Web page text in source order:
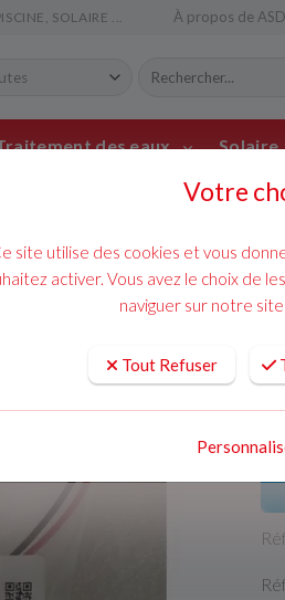
SOLAIRE ... À propos de ASD
des eaux Solaire
Votre
site utilise des cookies et vous
activer. Vous avez le choix de
naviguer sur notre
Tout Refuser